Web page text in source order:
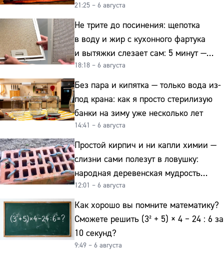
отправиться на свалку прямо сейчас
21:25 – 6 августа
Не трите до посинения: щепотка
в воду и жир с кухонного фартука
и вытяжки слезает сам: 5 минут —
и сверкает как новая
18:18 – 6 августа
Без пара и кипятка — только вода из-
под крана: как я просто стерилизую
банки на зиму уже несколько лет
14:41 – 6 августа
Простой кирпич и ни капли химии —
слизни сами полезут в ловушку:
народная деревенская мудрость
реально работает
12:01 – 6 августа
Как хорошо вы помните математику?
Сможете решить (3² + 5) × 4 − 24 : 6 за
10 секунд?
9:49 – 6 августа